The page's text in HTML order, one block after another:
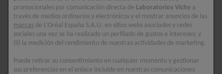
promocionales por comunicación directa de Laboratorios Vichy a
través de medios ordinarios y electrónicos y el mostrar anuncios de las
marcas de L’Oréal España S.A.U. en sitios webs asociados y redes
sociales una vez se ha realizado un perfilado de gustos e intereses; y
(ii) la medición del rendimiento de nuestras actividades de marketing.
Puede retirar su consentimiento en cualquier momento y gestionar
sus preferencias en el enlace incluido en nuestras comunicaciones